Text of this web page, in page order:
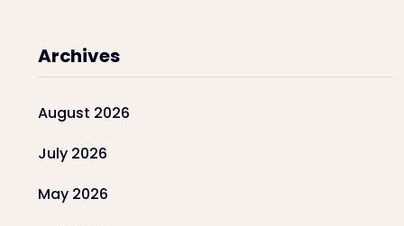
Archives
August 2026
July 2026
May 2026